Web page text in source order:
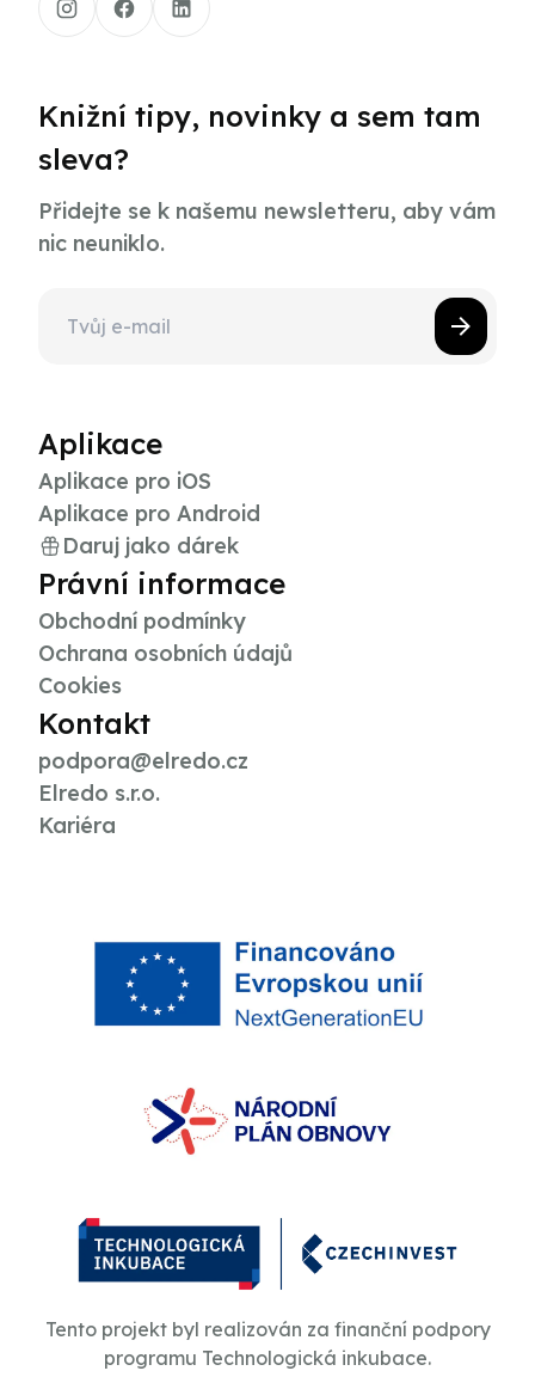
Knižní tipy, novinky a sem tam
sleva?
Přidejte se k našemu newsletteru, aby vám
nic neuniklo.
Aplikace
Aplikace pro iOS
Aplikace pro Android
Daruj jako dárek
Právní informace
Obchodní podmínky
Ochrana osobních údajů
Cookies
Kontakt
podpora@elredo.cz
Elredo s.r.o.
Kariéra
Tento projekt byl realizován za finanční podpory
programu Technologická inkubace.